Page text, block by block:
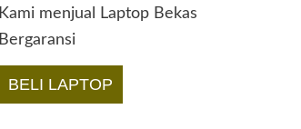
Kami menjual Laptop Bekas
Bergaransi
BELI LAPTOP